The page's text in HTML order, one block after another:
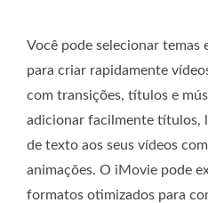
Você pode selecionar temas
para criar rapidamente
com transições, títulos e
adicionar facilmente títulos,
de texto aos seus vídeos
animações. O iMovie pode
formatos otimizados para